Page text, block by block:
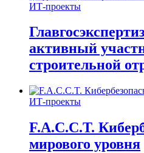
ИТ-проекты
активный
строительной
ИТ-проекты
F.A.C.C.T.
мирового уровня